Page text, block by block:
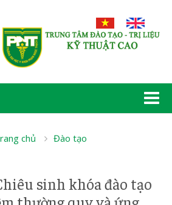
chủ Đào tạo
sinh khóa đào tạo